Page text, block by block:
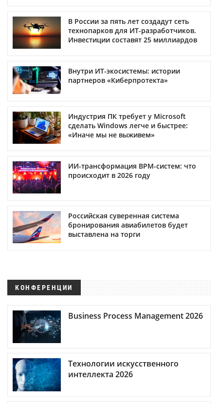
В России за пять лет создадут сеть
технопарков для ИТ-разработчиков.
Инвестиции составят 25 миллиардов
Внутри ИТ-экосистемы: истории
партнеров «Киберпротекта»
Индустрия ПК требует у Microsoft
сделать Windows легче и быстрее:
«Иначе мы не выживем»
ИИ-трансформация BPM-систем: что
происходит в 2026 году
Российская суверенная система
бронирования авиабилетов будет
выставлена на торги
КОНФЕРЕНЦИИ
Business Process Management 2026
Технологии искусственного
интеллекта 2026